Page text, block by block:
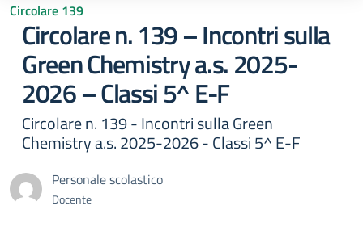
Circolare 139
Circolare n. 139 – Incontri sulla
Green Chemistry a.s. 2025-
2026 – Classi 5^ E-F
Circolare n. 139 - Incontri sulla Green
Chemistry a.s. 2025-2026 - Classi 5^ E-F
Personale scolastico
Docente